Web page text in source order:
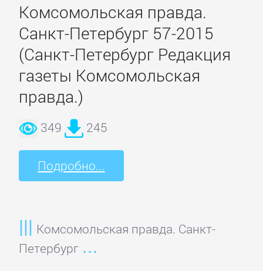
Комсомольская правда.
Санкт-Петербург 57-2015
(Санкт-Петербург Редакция
газеты Комсомольская
правда.)
349 245
Подробно...
Комсомольская правда. Санкт-
Петербург
Недвижимость
О
бизнесе
популярно
Отраслевые
издания
карьера